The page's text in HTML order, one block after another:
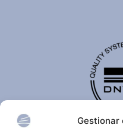
Gestionar